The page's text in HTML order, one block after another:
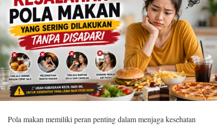
Pola makan memiliki peran penting dalam menjaga kesehatan